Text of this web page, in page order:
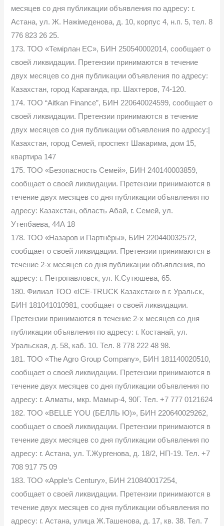
месяцев со дня публикации объявления по адресу: г.
Астана, ул. Ж. Нәжімеденова, д. 10, корпус 4, н.п. 5, тел. 8
776 823 26 25.
173. ТОО «Темiрлан ЕС», БИН 250540002014, сообщает о
своей ликвидации. Претензии принимаются в течение
двух месяцев со дня публикации объявления по адресу:
Казахстан, город Караганда, пр. Шахтеров, 74-120.
174. ТОО “Aitkan Finance”, БИН 220640024599, сообщает о
своей ликвидации. Претензии принимаются в течение
двух месяцев со дня публикации объявления по адресу:|
Казахстан, город Семей, проспект Шакарима, дом 15,
квартира 147
175. ТОО «Безопасность Семей», БИН 240140003859,
сообщает о своей ликвидации. Претензии принимаются в
течение двух месяцев со дня публикации объявления по
адресу: Казахстан, область Абай, г. Семей, ул.
Утепбаева, 44А 18
178. ТОО «Назаров и Партнёры», БИН 220440032572,
сообщает о своей ликвидации. Претензии принимаются в
течение 2-х месяцев со дня публикации объявления, по
адресу: г. Петропавловск, ул. К.Сутюшева, 65.
180. Филиал ТОО «ICE-TRUCK Казахстан» в г. Уральск,
БИН 181041010981, сообщает о своей ликвидации.
Претензии принимаются в течение 2-х месяцев со дня
публикации объявления по адресу: г. Костанай, ул.
Уральская, д. 58, каб. 10. Тел. 8 778 222 48 98.
181. ТОО «The Agro Group Company», БИН 181140020510,
сообщает о своей ликвидации. Претензии принимаются в
течение двух месяцев со дня публикации объявления по
адресу: г. Алматы, мкр. Мамыр-4, 90Г. Тел. +7 777 0121624
182. ТОО «BELLE YOU (БЕЛЛЬ Ю)», БИН 220640029262,
сообщает о своей ликвидации. Претензии принимаются в
течение двух месяцев со дня публикации объявления по
адресу: г. Астана, ул. Т.Жургенова, д. 18/2, НП-19. Тел. +7
708 917 75 09
183. ТОО «Apple’s Century», БИН 210840017254,
сообщает о своей ликвидации. Претензии принимаются в
течение двух месяцев со дня публикации объявления по
адресу: г. Астана, улица Ж.Ташенова, д. 17, кв. 38. Тел. 7